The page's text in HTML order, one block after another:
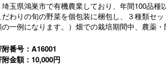
埼玉県鴻巣市で有機農業しており、年間100品種
だわりの旬の野菜を個包装に梱包し、３種類セ
の一例になります。）畑での栽培期間中、農薬
番号：A16001
金額：10,000円